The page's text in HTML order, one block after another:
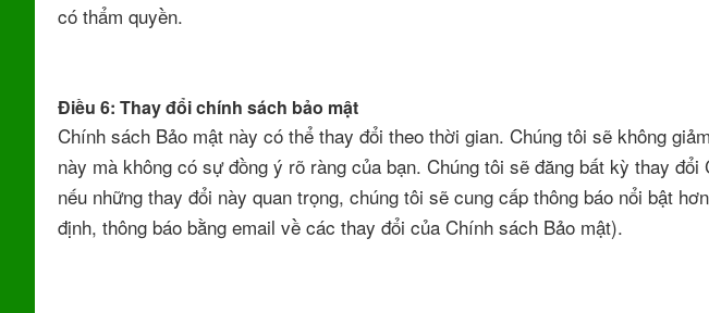
có thẩm quyền.
Điều 6: Thay đổi chính sách bảo mật
Chính sách Bảo mật này có thể thay đổi theo thời gian. Chúng tôi sẽ không
này mà không có sự đồng ý rõ ràng của bạn. Chúng tôi sẽ đăng bất kỳ thay
nếu những thay đổi này quan trọng, chúng tôi sẽ cung cấp thông báo nổi bật
định, thông báo bằng email về các thay đổi của Chính sách Bảo mật).